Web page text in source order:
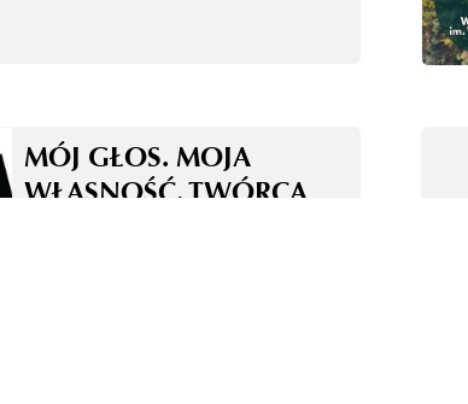
MÓJ GŁOS. MOJA
WŁASNOŚĆ. TWÓRCA